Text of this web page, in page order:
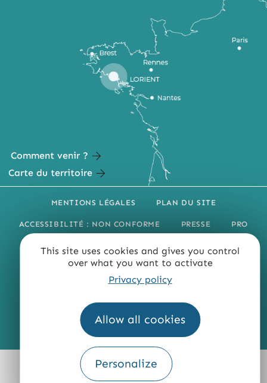
This site uses cookies and gives you control
over what you want to activate
Privacy policy
Allow all cookies
Personalize
Comment venir ?
Carte du territoire
MENTIONS LÉGALES PLAN DU SITE
ACCESSIBILITÉ : NON CONFORME PRESSE PRO
QUI SOMMES-NOUS ?
Fourni par
Traduction